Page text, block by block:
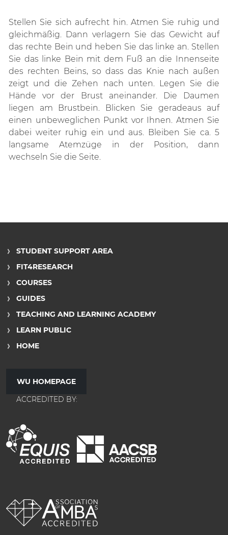
Stellen Sie sich aufrecht hin. Atmen Sie ruhig und
gleichmäßig. Dann verlagern Sie das Gewicht auf
das rechte Bein und heben Sie das linke an. Stellen
Sie das linke Bein mit dem Fuß an die Innenseite
des rechten Beins, so dass das Knie nach außen
zeigt und die Zehen nach unten. Legen Sie die
Hände vor der Brust aneinander. Die Daumen
liegen am Brustbein. Blicken Sie geradeaus auf
einen unbeweglichen Punkt vor Ihnen. Atmen Sie
dabei weiter ruhig ein und aus. Bleiben Sie ca. 5
langsame Atemzüge in der Position, dann
wechseln Sie die Seite.
STUDENT SUPPORT AREA
FIT4RESEARCH
COURSES
GUIDES
TEACHING AND LEARNING ACADEMY
LEARN PUBLIC
HOME
WU HOMEPAGE
ACCREDITED BY: